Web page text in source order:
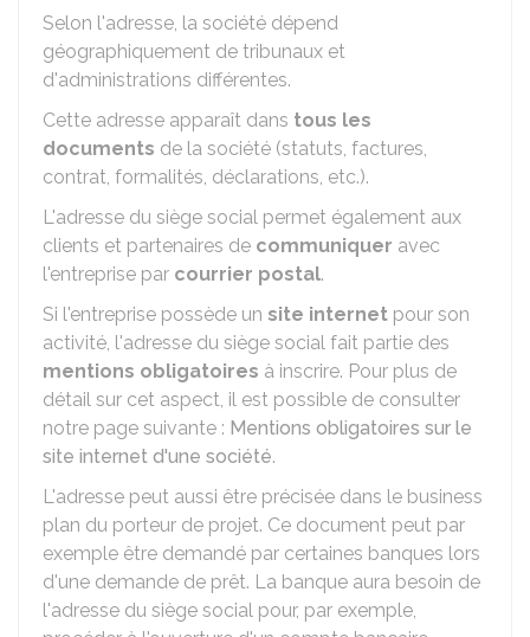
Selon l'adresse, la société dépend
géographiquement de tribunaux et
d'administrations différentes.
Cette adresse apparaît dans tous les
documents de la société (statuts, factures,
contrat, formalités, déclarations, etc.).
L'adresse du siège social permet également aux
clients et partenaires de communiquer avec
l'entreprise par courrier postal.
Si l'entreprise possède un site internet pour son
activité, l'adresse du siège social fait partie des
mentions obligatoires à inscrire. Pour plus de
détail sur cet aspect, il est possible de consulter
notre page suivante : Mentions obligatoires sur le
site internet d'une société.
L'adresse peut aussi être précisée dans le business
plan du porteur de projet. Ce document peut par
exemple être demandé par certaines banques lors
d'une demande de prêt. La banque aura besoin de
l'adresse du siège social pour, par exemple,